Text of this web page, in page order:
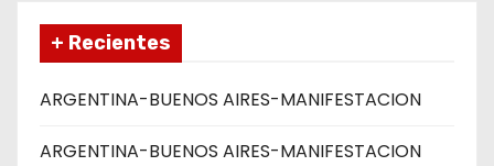
+ Recientes
ARGENTINA-BUENOS AIRES-MANIFESTACION
ARGENTINA-BUENOS AIRES-MANIFESTACION